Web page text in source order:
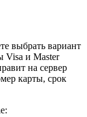
выбрать вариант
Visa и Master
на сервер
карты, срок